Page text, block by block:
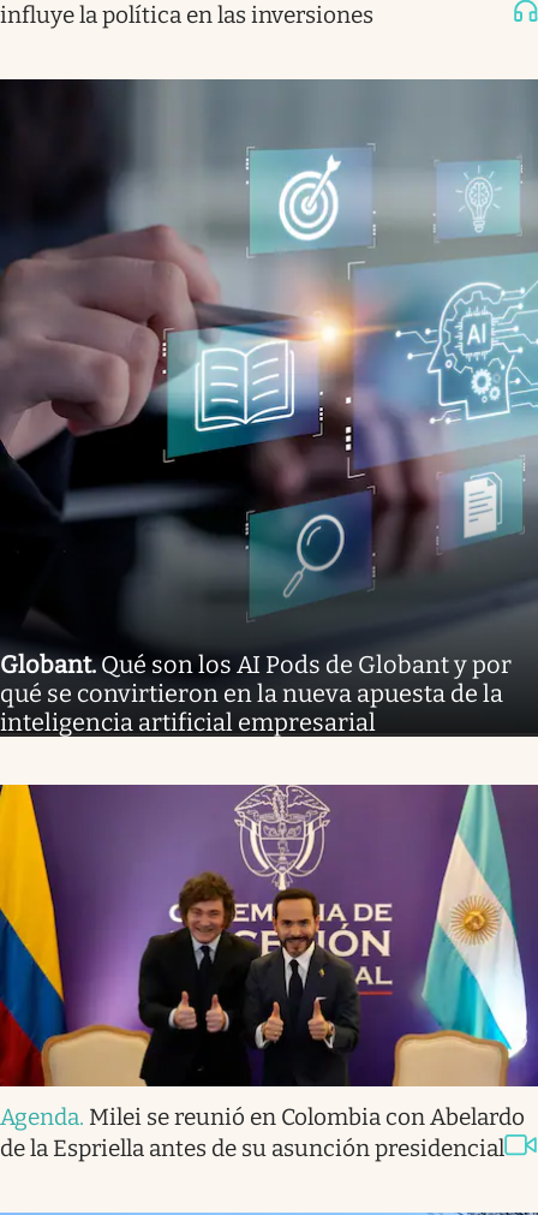
influye la política en las inversiones
Globant.Qué son los AI Pods de Globant y por
qué se convirtieron en la nueva apuesta de la
inteligencia artificial empresarial
Agenda. Milei se reunió en Colombia con Abelardo
de la Espriella antes de su asunción presidencial